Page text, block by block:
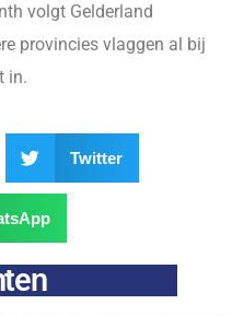
volgt Gelderland
provincies vlaggen al bij
in.
Twitter